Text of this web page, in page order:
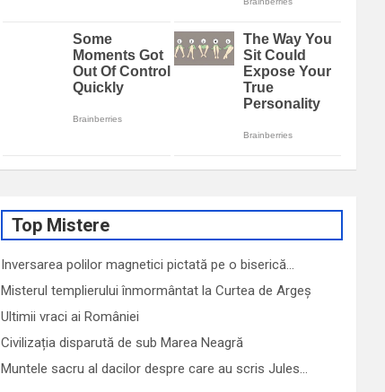
Top Mistere
Inversarea polilor magnetici pictată pe o biserică…
Misterul templierului înmormântat la Curtea de Argeș
Ultimii vraci ai României
Civilizația disparută de sub Marea Neagră
Muntele sacru al dacilor despre care au scris Jules…